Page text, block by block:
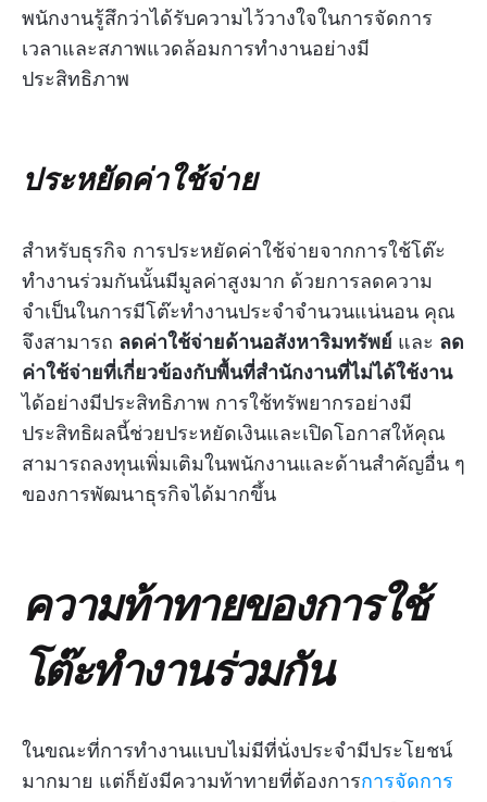
พนักงานรู้สึกว่าได้รับความไว้วางใจในการจัดการ
เวลาและสภาพแวดล้อมการทำงานอย่างมี
ประสิทธิภาพ
ประหยัดค่าใช้จ่าย
สำหรับธุรกิจ การประหยัดค่าใช้จ่ายจากการใช้โต๊ะ
ทำงานร่วมกันนั้นมีมูลค่าสูงมาก ด้วยการลดความ
จำเป็นในการมีโต๊ะทำงานประจำจำนวนแน่นอน คุณ
จึงสามารถ ลดค่าใช้จ่ายด้านอสังหาริมทรัพย์ และ ลด
ค่าใช้จ่ายที่เกี่ยวข้องกับพื้นที่สำนักงานที่ไม่ได้ใช้งาน
ได้อย่างมีประสิทธิภาพ การใช้ทรัพยากรอย่างมี
ประสิทธิผลนี้ช่วยประหยัดเงินและเปิดโอกาสให้คุณ
สามารถลงทุนเพิ่มเติมในพนักงานและด้านสำคัญอื่น ๆ
ของการพัฒนาธุรกิจได้มากขึ้น
ความท้าทายของการใช้
โต๊ะทำงานร่วมกัน
ในขณะที่การทำงานแบบไม่มีที่นั่งประจำมีประโยชน์
มากมาย แต่ก็ยังมีความท้าทายที่ต้องการการจัดการ